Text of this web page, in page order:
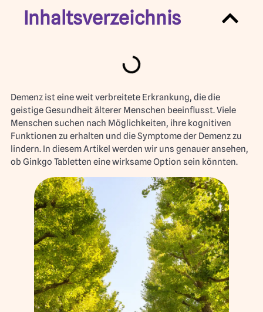
Inhaltsverzeichnis
Demenz ist eine weit verbreitete Erkrankung, die die
geistige Gesundheit älterer Menschen beeinflusst. Viele
Menschen suchen nach Möglichkeiten, ihre kognitiven
Funktionen zu erhalten und die Symptome der Demenz zu
lindern. In diesem Artikel werden wir uns genauer ansehen,
ob Ginkgo Tabletten eine wirksame Option sein könnten.